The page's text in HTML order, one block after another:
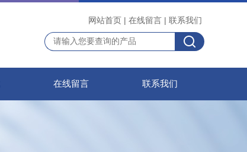
网站首页 | 在线留言 | 联系我们
在线留言 联系我们